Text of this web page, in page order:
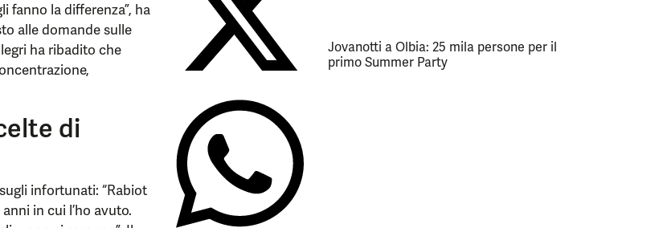
fanno la differenza”, ha
alle domande sulle
ha ribadito che
di
infortunati: “Rabiot
in cui l’ho avuto.
Jovanotti a Olbia: 25 mila persone per il
primo Summer Party